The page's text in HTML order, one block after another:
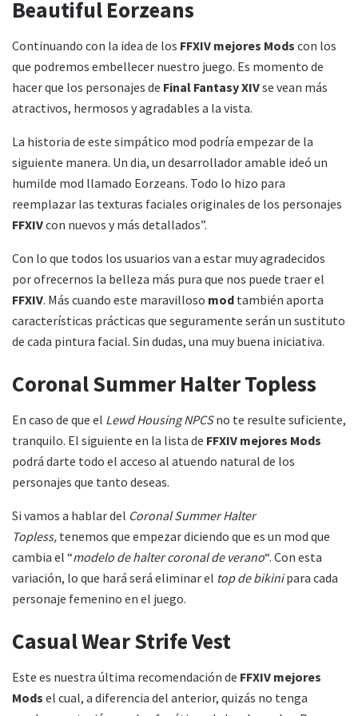
Beautiful Eorzeans
Continuando con la idea de los FFXIV mejores Mods con los
que podremos embellecer nuestro juego. Es momento de
hacer que los personajes de Final Fantasy XIVse vean más
atractivos, hermosos y agradables a la vista.
La historia de este simpático mod podría empezar de la
siguiente manera. Un dia, un desarrollador amable ideó un
humilde mod llamado Eorzeans. Todo lo hizo para
reemplazar las texturas faciales originales de los personajes
FFXIVcon nuevos y más detallados”.
Con lo que todos los usuarios van a estar muy agradecidos
por ofrecernos la belleza más pura que nos puede traer el
FFXIV. Más cuando este maravilloso mod también aporta
características prácticas que seguramente serán un sustituto
de cada pintura facial. Sin dudas, una muy buena iniciativa.
Coronal Summer Halter Topless
En caso de que el Lewd Housing NPCSno te resulte suficiente,
tranquilo. El siguiente en la lista de FFXIV mejores Mods
podrá darte todo el acceso al atuendo natural de los
personajes que tanto deseas.
Si vamos a hablar del Coronal Summer Halter
Topless, tenemos que empezar diciendo que es un mod que
cambia el “modelo de halter coronal de verano“. Con esta
variación, lo que hará será eliminar el top de bikinipara cada
personaje femenino en el juego.
Casual Wear Strife Vest
Este es nuestra última recomendación de FFXIV mejores
Mods el cual, a diferencia del anterior, quizás no tenga